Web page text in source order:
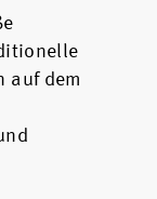
auf dem